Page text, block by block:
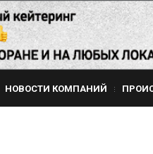
НОВОСТИ КОМПАНИЙ